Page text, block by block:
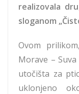
realizovala
sloganom
Ovom
Morave –
utočišta za
uklonjeno